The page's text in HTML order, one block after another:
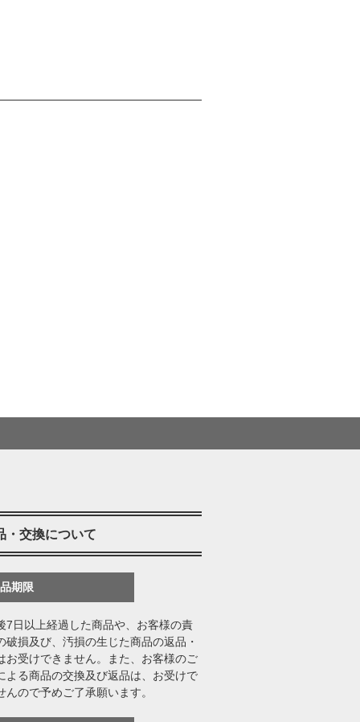
・交換について
期限
7日以上経過した商品や、お客様の責
破損及び、汚損の生じた商品の返品・
お受けできません。また、お客様のご
よる商品の交換及び返品は、お受けで
んので予めご了承願います。